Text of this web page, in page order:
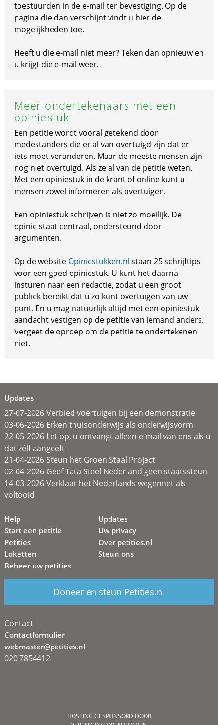
toestuurden in de e-mail ter bevestiging. Op de
pagina die dan verschijnt vindt u hier de
mogelijkheden toe.
Heeft u die e-mail niet meer? Teken dan opnieuw en
u krijgt die e-mail weer.
Meer ondertekenaars met een
opiniestuk
Een petitie wordt vooral getekend door
medestanders die er al van overtuigd zijn dat er
iets moet veranderen. Maar de meeste mensen zijn
nog niet overtuigd. Als ze al van de petitie weten.
Met een opiniestuk in de krant of online kunt u
mensen zowel informeren als overtuigen.
Een opiniestuk schrijven is niet zo moeilijk. De
opinie staat centraal, ondersteund door
argumenten.
Op de website Opiniestukken.nl staan 25 schrijftips
voor een goed opiniestuk. U kunt het daarna
insturen naar een redactie, zodat u een groot
publiek bereikt dat u zo kunt overtuigen van uw
punt. En u mag natuurlijk altijd met een opiniestuk
aandacht vestigen op de petitie van iemand anders.
Vergeet de oproep om de petitie te ondertekenen
niet.
Updates
27-07-2026 Verbied voertuigen bij een demonstratie
03-06-2026 Erken thuisonderwijs als onderwijsvorm
22-05-2026 Let op, u ontvangt alleen e-mail van ons als u
dat zélf aangeeft
21-04-2026 Steun het Groen Staal Project
02-04-2026 Geef Tata Steel Nederland geen staatssteun
14-03-2026 Verklaar het Nederlands wegennet als
voltooid
Help
Start een petitie
Petities
Loketten
Beheer uw petities
Updates
Uw privacy
Over petities.nl
Steun ons
Doneer en steun Petities.nl
Contact
Contactformulier
webmaster@petities.nl
020 7854412
HOSTING GESPONSORD DOOR